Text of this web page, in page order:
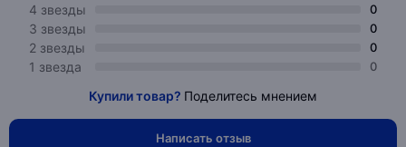
4 звезды 0
3 звезды 0
2 звезды 0
1 звезда 0
Купили товар? Поделитесь мнением
Написать отзыв